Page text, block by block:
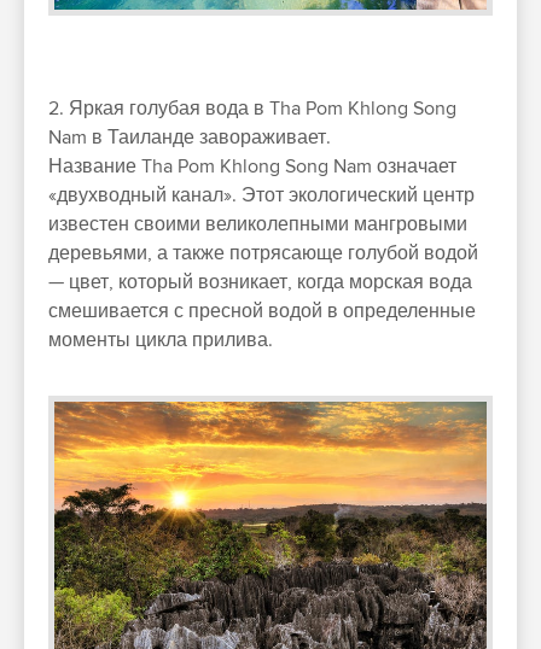
2. Яркая голубая вода в Tha Pom Khlong Song
Nam в Таиланде завораживает.
Название Tha Pom Khlong Song Nam означает
«двухводный канал». Этот экологический центр
известен своими великолепными мангровыми
деревьями, а также потрясающе голубой водой
— цвет, который возникает, когда морская вода
смешивается с пресной водой в определенные
моменты цикла прилива.